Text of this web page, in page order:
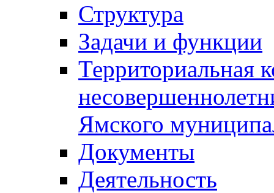
Структура
Задачи и функции
Территориальная
Ямского
Документы
Деятельность